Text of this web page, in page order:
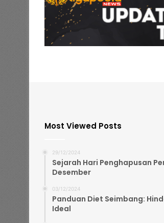
Most Viewed Posts
29/12/2024
Sejarah Hari Penghapusan
Desember
03/12/2024
Panduan Diet Seimbang:
Ideal